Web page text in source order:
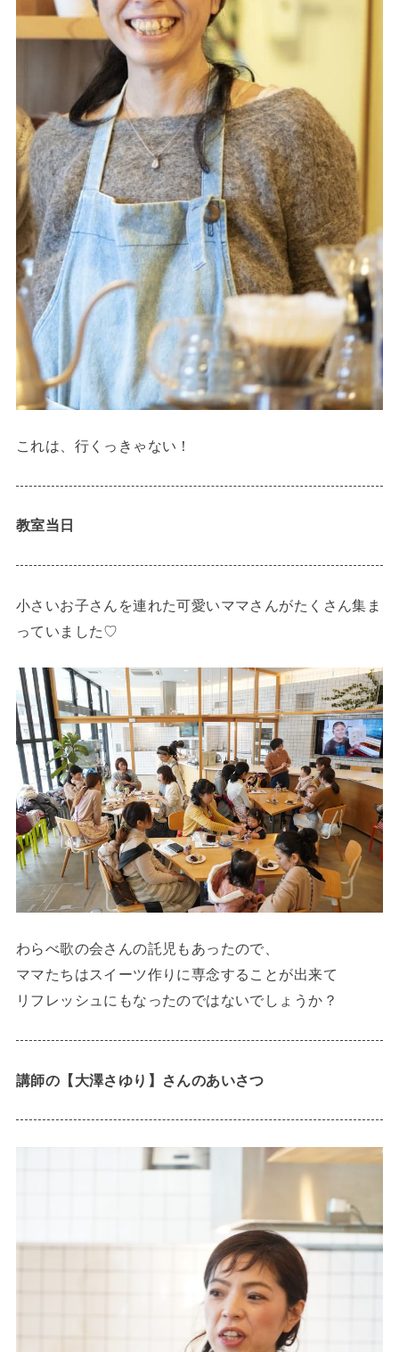
これは、行くっきゃない！
教室当日
小さいお子さんを連れた可愛いママさんがたくさん集ま
っていました♡
わらべ歌の会さんの託児もあったので、
ママたちはスイーツ作りに専念することが出来て
リフレッシュにもなったのではないでしょうか？
講師の【大澤さゆり】さんのあいさつ